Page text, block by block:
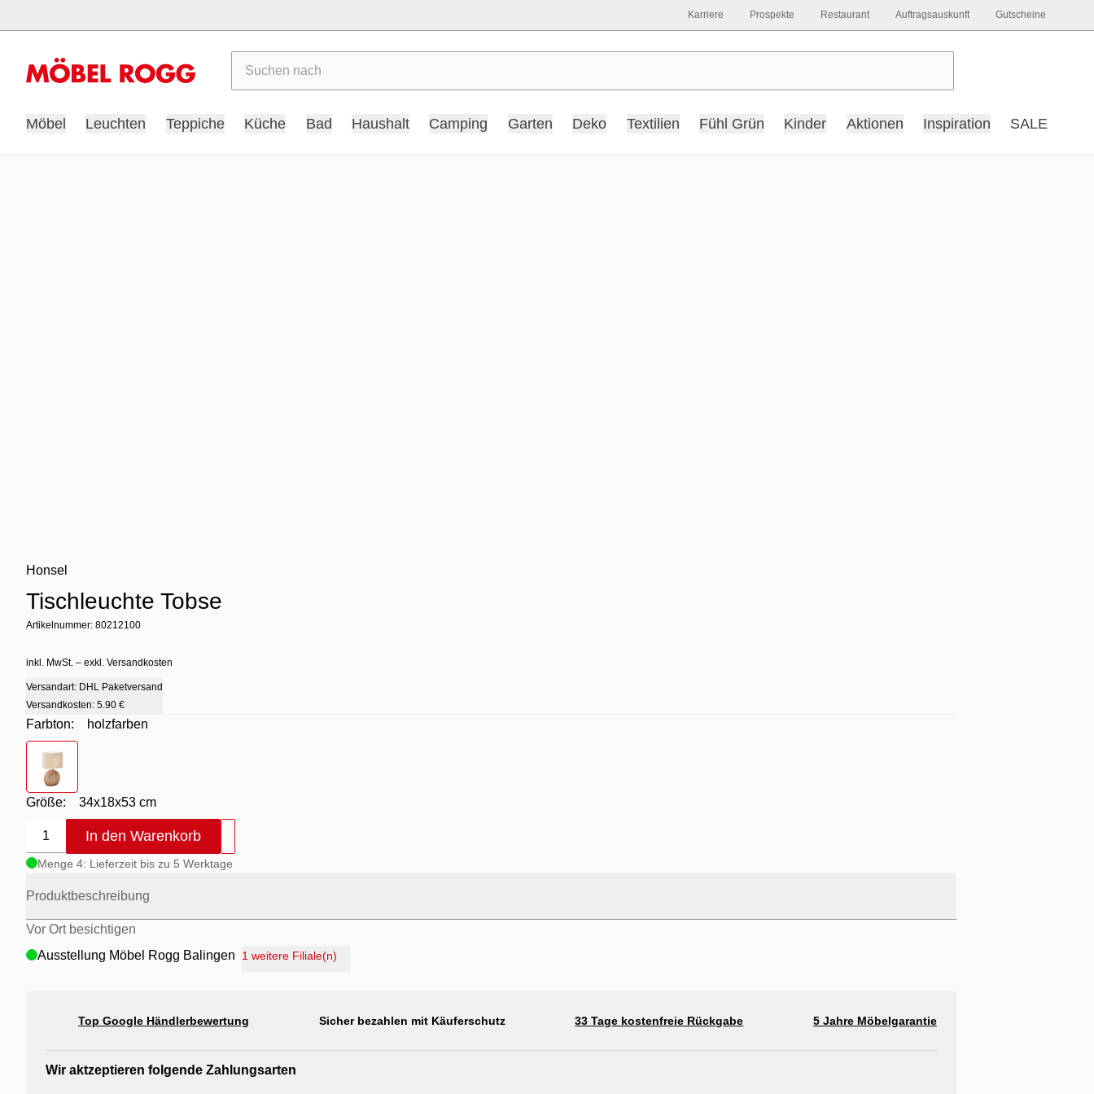
Möbel Leuchten Teppiche Küche Bad Haushalt Camping Garten Deko Textilien Fühl Grün Kinder Aktionen Inspiration SALE
Karriere Prospekte Restaurant Auftragsauskunft Gutscheine
Honsel
Tischleuchte Tobse
Artikelnummer: 80212100
inkl. MwSt. – exkl. Versandkosten
Versandart: DHL Paketversand
Versandkosten: 5.90 €
Farbton:
holzfarben
Farbton
Größe: 34x18x53 cm
1 In den Warenkorb
Menge 4: Lieferzeit bis zu 5 Werktage
Produktbeschreibung
Vor Ort besichtigen
Ausstellung Möbel Rogg Balingen
Ausstellung Rogg & Roll Reutlingen
Ausstellung Möbel Rogg Reutlingen
1 weitere Filiale(n)
Top Google Händlerbewertung Sicher bezahlen mit Käuferschutz 33 Tage kostenfreie Rückgabe 5 Jahre Möbelgarantie
Wir aktzeptieren folgende Zahlungsarten